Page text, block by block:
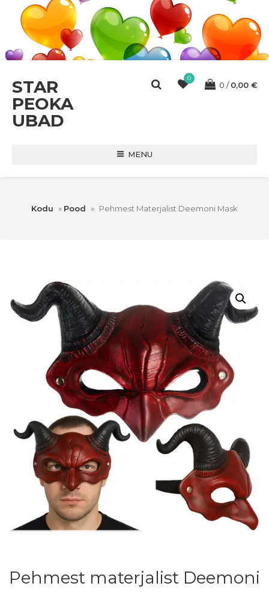
STAR
PEOKA
UBAD
0
0 0,00 €
MENU
Kodu » Pood » Pehmest Materjalist Deemoni Mask
Pehmest materjalist Deemoni